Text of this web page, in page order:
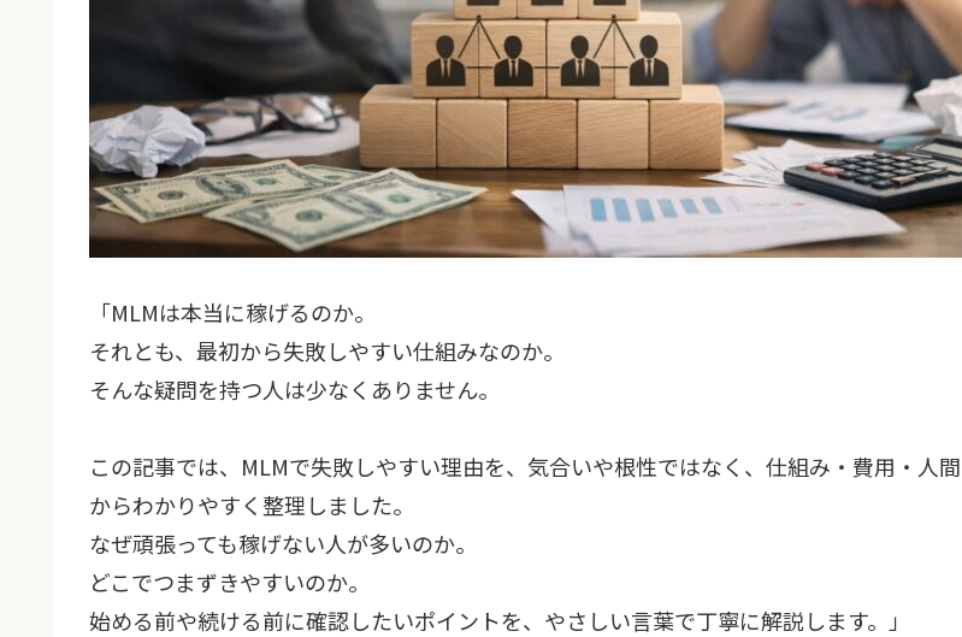
「MLMは本当に稼げるのか。
それとも、最初から失敗しやすい仕組みなのか。
そんな疑問を持つ人は少なくありません。
この記事では、MLMで失敗しやすい理由を、気合いや根性ではなく、仕組み・費用・人
からわかりやすく整理しました。
なぜ頑張っても稼げない人が多いのか。
どこでつまずきやすいのか。
始める前や続ける前に確認したいポイントを、やさしい言葉で丁寧に解説します。」